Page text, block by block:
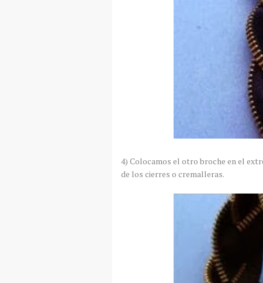
4) Colocamos el otro broche en el
de los cierres o cremalleras.